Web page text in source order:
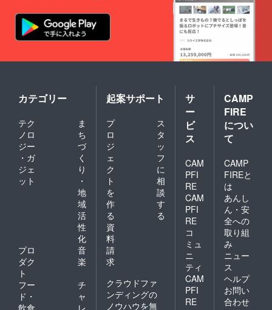
カテゴリー
テク
ノロ
ジー
・ガ
ジェ
ット
ま
ち
づ
く
り
・
地
域
活
性
化
プロ
ダク
ト
音
楽
フー
ド・
飲食
チ
ャ
レ
起案サポート
プ
ロ
ジ
ェ
ク
ト
を
作
る
ス
タ
ッ
フ
に
相
談
す
る
資
料
請
求
クラウドファ
ンディングの
ノウハウを無
サ
ー
ビ
ス
CAM
PFI
RE
CAM
PFI
RE
コ
ミュ
ニ
ティ
CAM
PFI
RE
CAMP
FIRE
につい
て
CAMP
FIREと
は
あんし
ん・安
全への
取り組
み
ニュー
ス
ヘルプ
お問い
合わせ